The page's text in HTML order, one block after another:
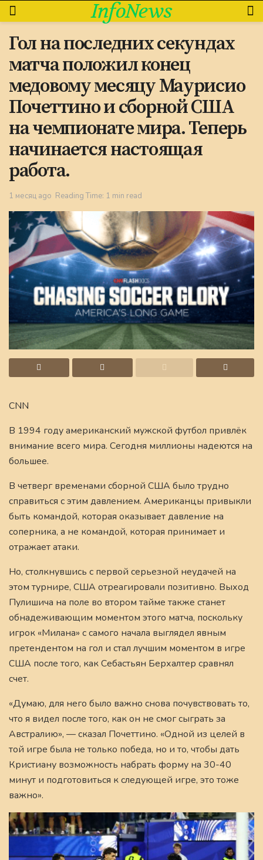
InfoNews
Гол на последних секундах
матча положил конец
медовому месяцу Маурисио
Почеттино и сборной США
на чемпионате мира. Теперь
начинается настоящая
работа.
1 месяц ago Reading Time: 1 min read
CNN
В 1994 году американский мужской футбол привлёк
внимание всего мира. Сегодня миллионы надеются на
большее.
В четверг временами сборной США было трудно
справиться с этим давлением. Американцы привыкли
быть командой, которая оказывает давление на
соперника, а не командой, которая принимает и
отражает атаки.
Но, столкнувшись с первой серьезной неудачей на
этом турнире, США отреагировали позитивно. Выход
Пулишича на поле во втором тайме также станет
обнадеживающим моментом этого матча, поскольку
игрок «Милана» с самого начала выглядел явным
претендентом на гол и стал лучшим моментом в игре
США после того, как Себастьян Берхалтер сравнял
счет.
«Думаю, для него было важно снова почувствовать то,
что я видел после того, как он не смог сыграть за
Австралию», — сказал Почеттино. «Одной из целей в
той игре была не только победа, но и то, чтобы дать
Кристиану возможность набрать форму на 30-40
минут и подготовиться к следующей игре, это тоже
важно».